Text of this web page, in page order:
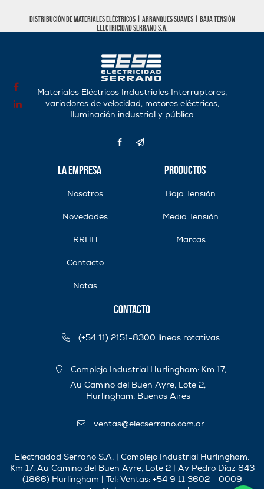
Distribución de materiales eléctricos | Arranques Suaves| Baja tensión
Electricidad Serrano S.A.
Materiales Eléctricos Industriales Interruptores,
variadores de velocidad, motores eléctricos,
Iluminación industrial y pública
La Empresa
Nosotros
Novedades
RRHH
Contacto
Notas
Productos
Baja Tensión
Media Tensión
Marcas
Contacto
(+54 11) 2151-8300 líneas rotativas
Complejo Industrial Hurlingham: Km 17,
Au Camino del Buen Ayre, Lote 2,
Hurlingham, Buenos Aires
ventas@elecserrano.com.ar
Electricidad Serrano S.A. | Complejo Industrial Hurlingham:
Km 17, Au Camino del Buen Ayre, Lote 2 | Av Pedro Díaz 843
(1866) Hurlingham | Tel: Ventas: +54 9 11 3602 - 0009